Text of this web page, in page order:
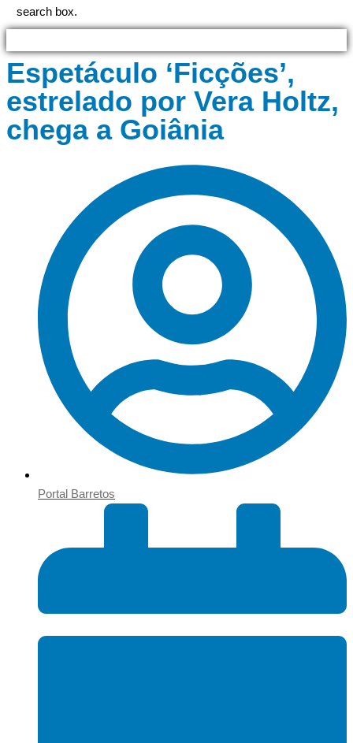
search box.
Espetáculo ‘Ficções’,
estrelado por Vera Holtz,
chega a Goiânia
Portal Barretos